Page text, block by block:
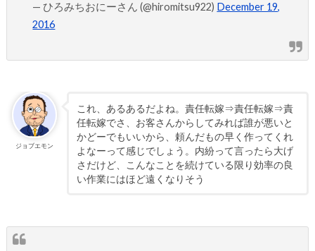
— ひろみちおにーさん (@hiromitsu922) December 19,
2016
ジョブエモン
これ、あるあるだよね。責任転嫁⇒責任転嫁⇒責
任転嫁でさ、お客さんからしてみれば誰が悪いと
かどーでもいいから、頼んだもの早く作ってくれ
よなーって感じでしょう。内紛って言ったら大げ
さだけど、こんなことを続けている限り効率の良
い作業にはほど遠くなりそう